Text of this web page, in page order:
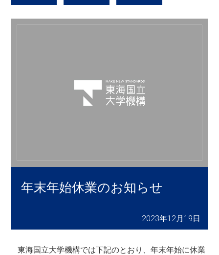
年末年始休業のお知らせ
2023年12月19日
東海国立大学機構では下記のとおり、年末年始に休業